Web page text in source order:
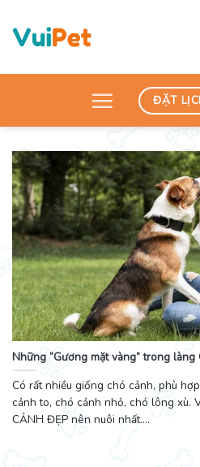
content
ĐẶT
Những “Gương mặt vàng” trong
Có rất nhiều giống chó cảnh, phù
cảnh to, chó cảnh nhỏ, chó lông xù.
CẢNH ĐẸP nên nuôi nhất....